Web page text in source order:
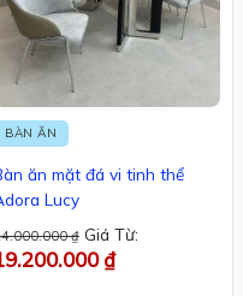
BÀN ĂN
ăn mặt đá vi tinh thể
Lucy
₫ Giá Từ:
₫